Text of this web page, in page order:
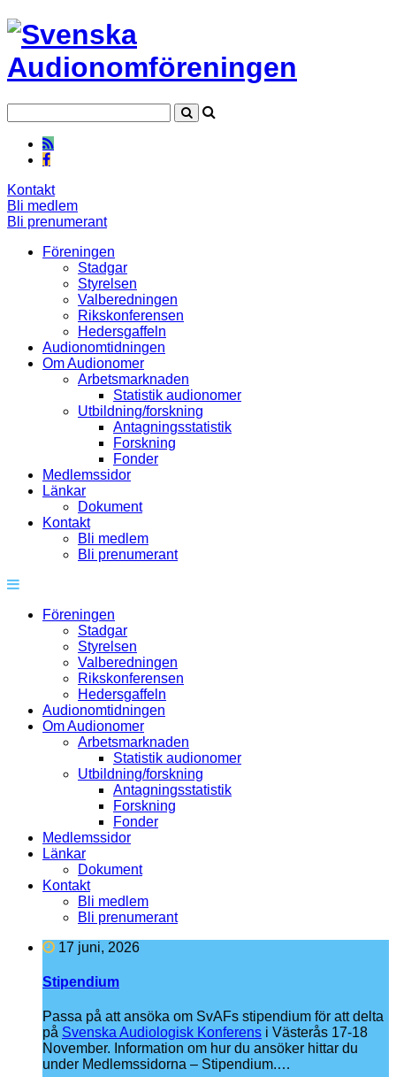
Kontakt
Bli medlem
Bli prenumerant
Föreningen
Stadgar
Styrelsen
Valberedningen
Rikskonferensen
Hedersgaffeln
Audionomtidningen
Om Audionomer
Arbetsmarknaden
Statistik audionomer
Utbildning/forskning
Antagningsstatistik
Forskning
Fonder
Medlemssidor
Länkar
Dokument
Kontakt
Bli medlem
Bli prenumerant
Föreningen
Stadgar
Styrelsen
Valberedningen
Rikskonferensen
Hedersgaffeln
Audionomtidningen
Om Audionomer
Arbetsmarknaden
Statistik audionomer
Utbildning/forskning
Antagningsstatistik
Forskning
Fonder
Medlemssidor
Länkar
Dokument
Kontakt
Bli medlem
Bli prenumerant
17 juni, 2026
Stipendium
Passa på att ansöka om SvAFs stipendium för att delta
på Svenska Audiologisk Konferens i Västerås 17-18
November. Information om hur du ansöker hittar du
under Medlemssidorna – Stipendium.…